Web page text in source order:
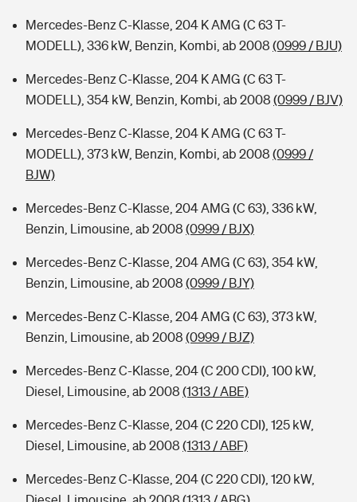
Mercedes-Benz C-Klasse, 204 K AMG (C 63 T-
MODELL), 336 kW, Benzin, Kombi, ab 2008 (0999 / BJU)
Mercedes-Benz C-Klasse, 204 K AMG (C 63 T-
MODELL), 354 kW, Benzin, Kombi, ab 2008 (0999 / BJV)
Mercedes-Benz C-Klasse, 204 K AMG (C 63 T-
MODELL), 373 kW, Benzin, Kombi, ab 2008 (0999 /
BJW)
Mercedes-Benz C-Klasse, 204 AMG (C 63), 336 kW,
Benzin, Limousine, ab 2008 (0999 / BJX)
Mercedes-Benz C-Klasse, 204 AMG (C 63), 354 kW,
Benzin, Limousine, ab 2008 (0999 / BJY)
Mercedes-Benz C-Klasse, 204 AMG (C 63), 373 kW,
Benzin, Limousine, ab 2008 (0999 / BJZ)
Mercedes-Benz C-Klasse, 204 (C 200 CDI), 100 kW,
Diesel, Limousine, ab 2008 (1313 / ABE)
Mercedes-Benz C-Klasse, 204 (C 220 CDI), 125 kW,
Diesel, Limousine, ab 2008 (1313 / ABF)
Mercedes-Benz C-Klasse, 204 (C 220 CDI), 120 kW,